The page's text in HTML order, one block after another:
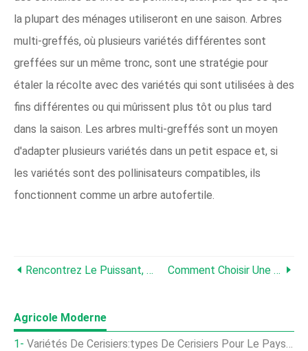
la plupart des ménages utiliseront en une saison. Arbres
multi-greffés, où plusieurs variétés différentes sont
greffées sur un même tronc, sont une stratégie pour
étaler la récolte avec des variétés qui sont utilisées à des
fins différentes ou qui mûrissent plus tôt ou plus tard
dans la saison. Les arbres multi-greffés sont un moyen
d'adapter plusieurs variétés dans un petit espace et, si
les variétés sont des pollinisateurs compatibles, ils
fonctionnent comme un arbre autofertile.
Rencontrez Le Puissant, Arbre Puissant De Moringa Comment Choisir Une Culture De Couverture
Agricole Moderne
Variétés De Cerisiers:types De Cerisiers Pour Le Paysage